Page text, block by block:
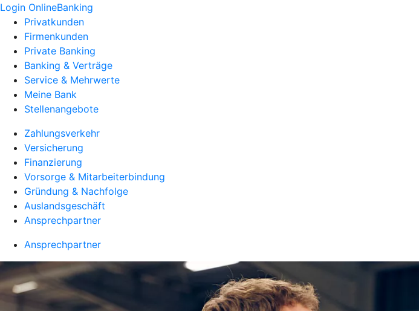
Login OnlineBanking
Privatkunden
Firmenkunden
Private Banking
Banking & Verträge
Service & Mehrwerte
Meine Bank
Stellenangebote
Zahlungsverkehr
Versicherung
Finanzierung
Vorsorge & Mitarbeiterbindung
Gründung & Nachfolge
Auslandsgeschäft
Ansprechpartner
Ansprechpartner